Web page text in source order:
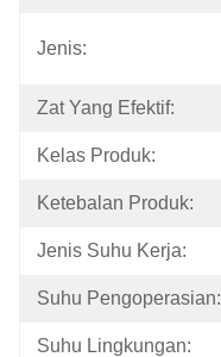
Jenis:
Zat Yang Efektif:
Kelas Produk:
Ketebalan Produk:
Jenis Suhu Kerja:
Suhu Pengoperasian:
Suhu Lingkungan: